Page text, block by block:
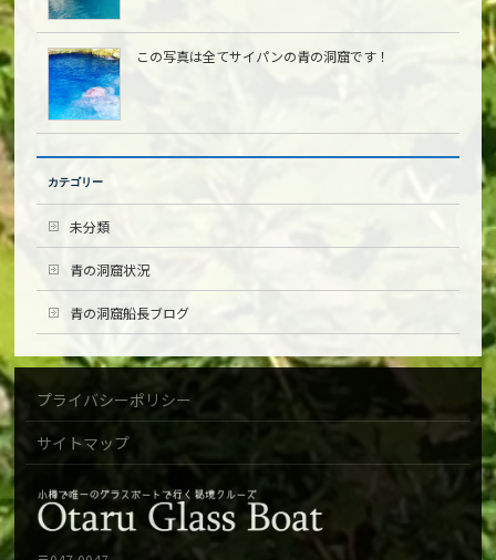
この写真は全てサイパンの青の洞窟です！
カテゴリー
未分類
青の洞窟状況
青の洞窟船長ブログ
プライバシーポリシー
サイトマップ